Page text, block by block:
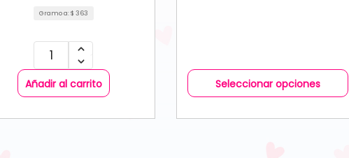
Gramo a:$ 363
Añadir al carrito Seleccionar opciones